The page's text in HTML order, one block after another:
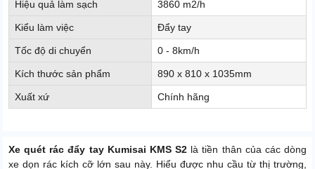
Hiệu quả làm sạch 3860 m2/h
Kiểu làm việc Đẩy tay
Tốc độ di chuyển 0 - 8km/h
Kích thước sản phẩm 890 x 810 x 1035mm
Xuất xứ Chính hãng
Xe quét rác đẩy tay Kumisai KMS S2 là tiền thân của các dòng
xe dọn rác kích cỡ lớn sau này. Hiểu được nhu cầu từ thị trường,